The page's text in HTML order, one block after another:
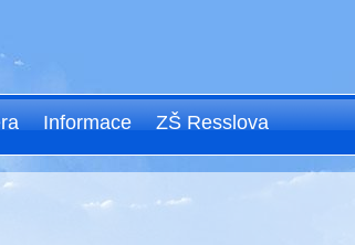
Informace ZŠ Resslova